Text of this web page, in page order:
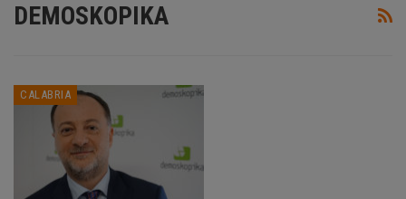
DEMOSKOPIKA
CALABRIA